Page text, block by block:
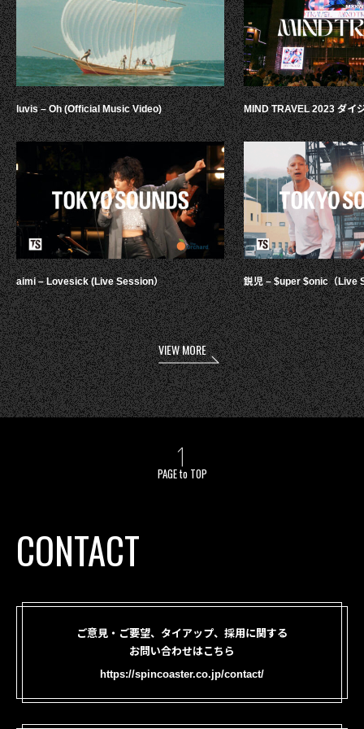
luvis – Oh (Official Music Video)
aimi – Lovesick (Live Session）
MIND TRAVEL 2023 ダイ
鋭児 – $uper $onic（Live
VIEW MORE
PAGE to TOP
CONTACT
ご意見・ご要望、タイアップ、採用に関する
お問い合わせはこちら
https://spincoaster.co.jp/contact/